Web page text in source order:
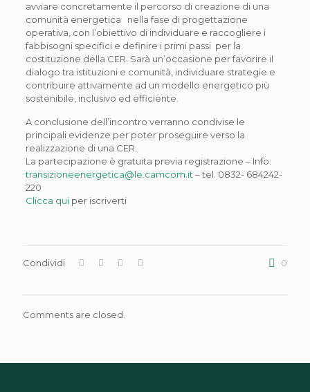
avviare concretamente il percorso di creazione di una
comunità energetica nella fase di progettazione
operativa, con l’obiettivo di individuare e raccogliere i
fabbisogni specifici e definire i primi passi per la
costituzione della CER. Sarà un’occasione per favorire il
dialogo tra istituzioni e comunità, individuare strategie e
contribuire attivamente ad un modello energetico più
sostenibile, inclusivo ed efficiente.
A conclusione dell’incontro verranno condivise le
principali evidenze per poter proseguire verso la
realizzazione di una CER.
La partecipazione è gratuita previa registrazione – Info:
transizioneenergetica@le.camcom.it – tel. 0832- 684242-
220
Clicca quiper iscriverti
Condividi 0
Comments are closed.